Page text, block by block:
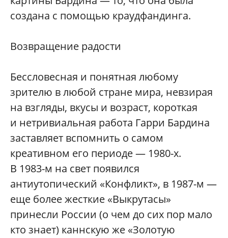
создана с помощью краудфандинга.
Возвращение радости
Бессловесная и понятная любому
зрителю в любой стране мира, невзирая
на взгляды, вкусы и возраст, короткая
и нетривиальная работа Гарри Бардина
заставляет вспомнить о самом
креативном его периоде — 1980-х.
В 1983-м на свет появился
антиутопический «Конфликт», в 1987-м —
еще более жесткие «Выкрутасы»
принесли России (о чем до сих пор мало
кто знает) каннскую же «Золотую